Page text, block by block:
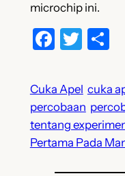
microchip ini.
Cuka Apel cuka
percobaan
tentang
Pertama Pada